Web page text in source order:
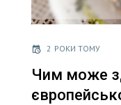
2 РОКИ ТОМУ
Чим може